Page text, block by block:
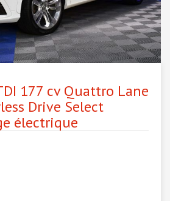
177 cv Quattro Lane
Drive Select
électrique